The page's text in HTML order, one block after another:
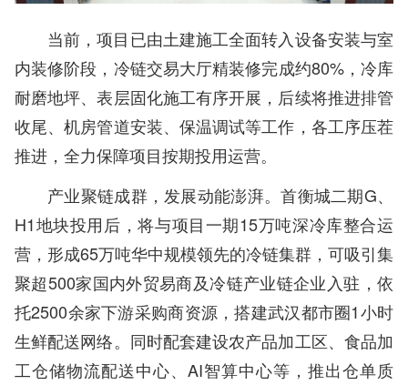
当前，项目已由土建施工全面转入设备安装与室
内装修阶段，冷链交易大厅精装修完成约80%，冷库
耐磨地坪、表层固化施工有序开展，后续将推进排管
收尾、机房管道安装、保温调试等工作，各工序压茬
推进，全力保障项目按期投用运营。
产业聚链成群，发展动能澎湃。首衡城二期G、
H1地块投用后，将与项目一期15万吨深冷库整合运
营，形成65万吨华中规模领先的冷链集群，可吸引集
聚超500家国内外贸易商及冷链产业链企业入驻，依
托2500余家下游采购商资源，搭建武汉都市圈1小时
生鲜配送网络。同时配套建设农产品加工区、食品加
工仓储物流配送中心、AI智算中心等，推出仓单质